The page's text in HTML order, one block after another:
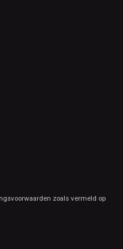
zoals vermeld op